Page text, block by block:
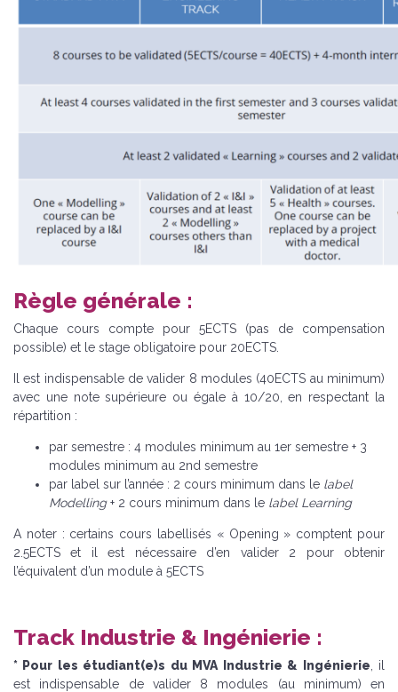
Règle générale :
Chaque cours compte pour 5ECTS (pas de compensation
possible) et le stage obligatoire pour 20ECTS.
Il est indispensable de valider 8 modules (40ECTS au minimum)
avec une note supérieure ou égale à 10/20, en respectant la
répartition :
par semestre : 4 modules minimum au 1er semestre + 3
modules minimum au 2nd semestre
par label sur l’année : 2 cours minimum dans le label
Modelling+ 2 cours minimum dans le label Learning
A noter : certains cours labellisés « Opening » comptent pour
2.5ECTS et il est nécessaire d’en valider 2 pour obtenir
l’équivalent d’un module à 5ECTS
Track Industrie & Ingénierie :
* Pour les étudiant(e)s du MVA Industrie & Ingénierie , il
est indispensable de valider 8 modules (au minimum) en